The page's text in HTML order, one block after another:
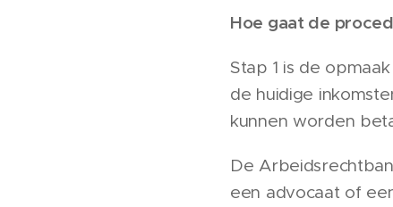
Hoe gaat de
Stap 1 is de
de huidige
kunnen worden
De
een advocaat of